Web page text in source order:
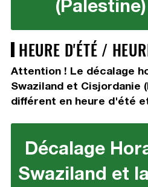
HEURE D'ÉTÉ /
Attention ! Le décalage
Swaziland et Cisjordanie
différent en heure d'été
Décalage
Swaziland et